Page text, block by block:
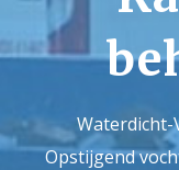
Opstijgend